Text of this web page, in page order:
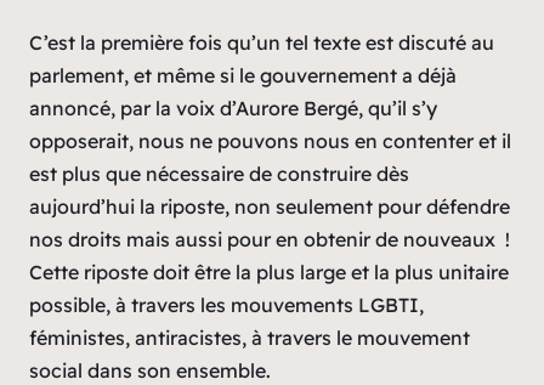
C’est la première fois qu’un tel texte est discuté au
parlement, et même si le gouvernement a déjà
annoncé, par la voix d’Aurore Bergé, qu’il s’y
opposerait, nous ne pouvons nous en contenter et il
est plus que nécessaire de construire dès
aujourd’hui la riposte, non seulement pour défendre
nos droits mais aussi pour en obtenir de nouveaux !
Cette riposte doit être la plus large et la plus unitaire
possible, à travers les mouvements LGBTI,
féministes, antiracistes, à travers le mouvement
social dans son ensemble.